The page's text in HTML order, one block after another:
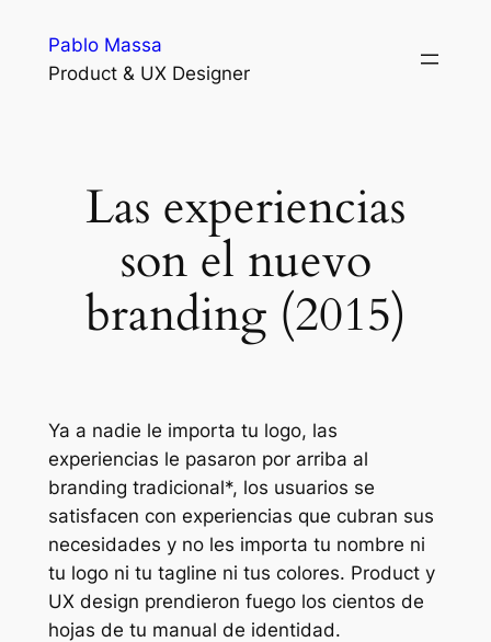
content
Pablo Massa
Product & UX Designer
Las experiencias
son el nuevo
branding (2015)
Ya a nadie le importa tu logo, las
experiencias le pasaron por arriba al
branding tradicional*, los usuarios se
satisfacen con experiencias que cubran sus
necesidades y no les importa tu nombre ni
tu logo ni tu tagline ni tus colores. Product y
UX design prendieron fuego los cientos de
hojas de tu manual de identidad.